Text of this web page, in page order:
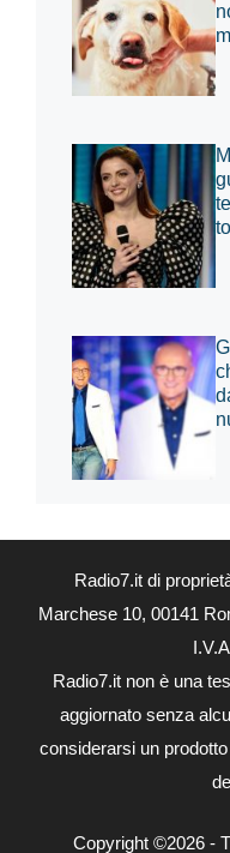
Radio7.it di
Marchese 10, 00141
Radio7.it non è una
aggiornato senza
considerarsi un
Copyright ©2026 -